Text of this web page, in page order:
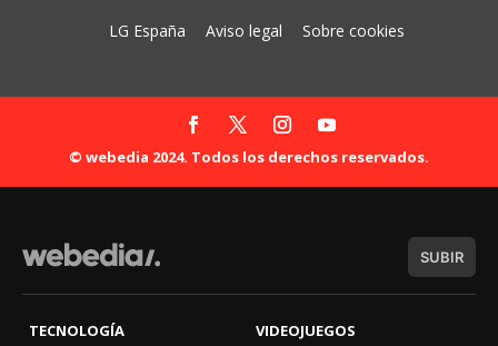
LG España Aviso legal Sobre cookies
© webedia 2024. Todos los derechos reservados.
SUBIR
TECNOLOGÍA
VIDEOJUEGOS